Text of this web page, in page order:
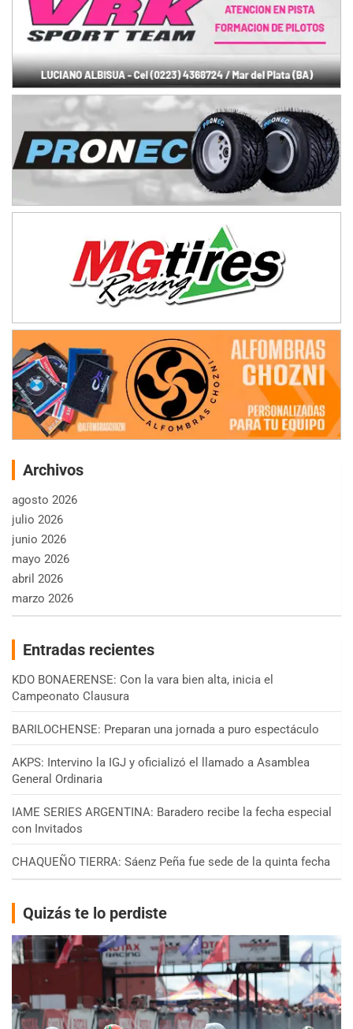
Archivos
agosto 2026
julio 2026
junio 2026
mayo 2026
abril 2026
marzo 2026
Entradas recientes
KDO BONAERENSE: Con la vara bien alta, inicia el
Campeonato Clausura
BARILOCHENSE: Preparan una jornada a puro espectáculo
AKPS: Intervino la IGJ y oficializó el llamado a Asamblea
General Ordinaria
IAME SERIES ARGENTINA: Baradero recibe la fecha especial
con Invitados
CHAQUEÑO TIERRA: Sáenz Peña fue sede de la quinta fecha
Quizás te lo perdiste